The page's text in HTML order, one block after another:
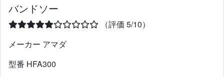
バンドソー
（評価 5/10）
メーカー アマダ
型番 HFA300